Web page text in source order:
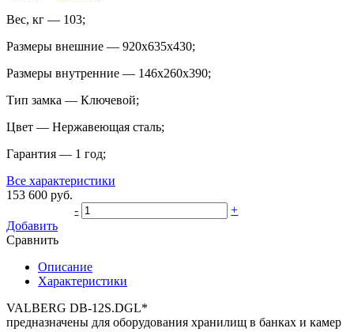
Вес, кг — 103;
Размеры внешние — 920x635x430;
Размеры внутренние — 146x260x390;
Тип замка — Ключевой;
Цвет — Нержавеющая сталь;
Гарантия — 1 год;
Все характеристики
153 600 руб.
-
+
Добавить
Сравнить
Описание
Характеристики
VALBERG DB-12S.DGL*
предназначены для оборудования хранилищ в банках и камер